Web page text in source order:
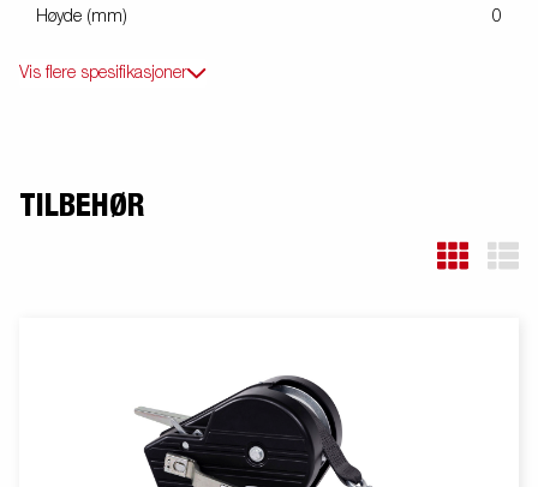
Høyde (mm) 0
Vis flere spesifikasjoner
TILBEHØR